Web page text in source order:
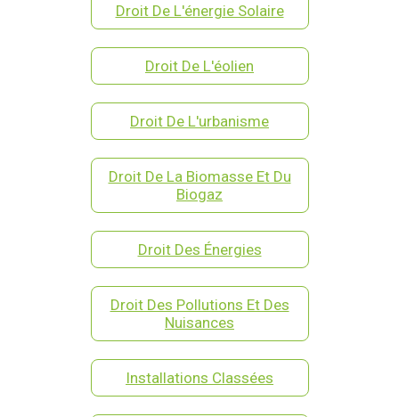
Droit De L'énergie Solaire
Droit De L'éolien
Droit De L'urbanisme
Droit De La Biomasse Et Du
Biogaz
Droit Des Énergies
Droit Des Pollutions Et Des
Nuisances
Installations Classées